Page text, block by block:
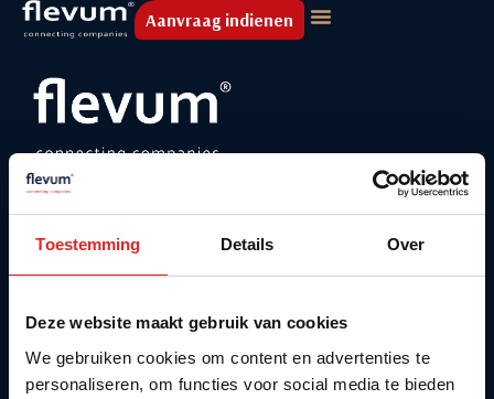
Toestemming Details Over
Deze website maakt gebruik van cookies
We gebruiken cookies om content en advertenties te
personaliseren, om functies voor social media te bieden
Aanvraag indienen
Contact
Agenda
Vacatures
Over Flevum
Onze thema’s
Contact